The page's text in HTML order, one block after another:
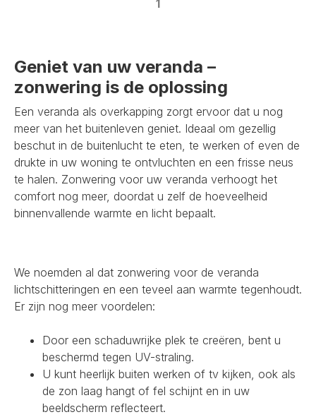
1
Geniet van uw veranda –
zonwering is de oplossing
Een veranda als overkapping zorgt ervoor dat u nog
meer van het buitenleven geniet. Ideaal om gezellig
beschut in de buitenlucht te eten, te werken of even de
drukte in uw woning te ontvluchten en een frisse neus
te halen. Zonwering voor uw veranda verhoogt het
comfort nog meer, doordat u zelf de hoeveelheid
binnenvallende warmte en licht bepaalt.
We noemden al dat zonwering voor de veranda
lichtschitteringen en een teveel aan warmte tegenhoudt.
Er zijn nog meer voordelen:
Door een schaduwrijke plek te creëren, bent u
beschermd tegen UV-straling.
U kunt heerlijk buiten werken of tv kijken, ook als
de zon laag hangt of fel schijnt en in uw
beeldscherm reflecteert.